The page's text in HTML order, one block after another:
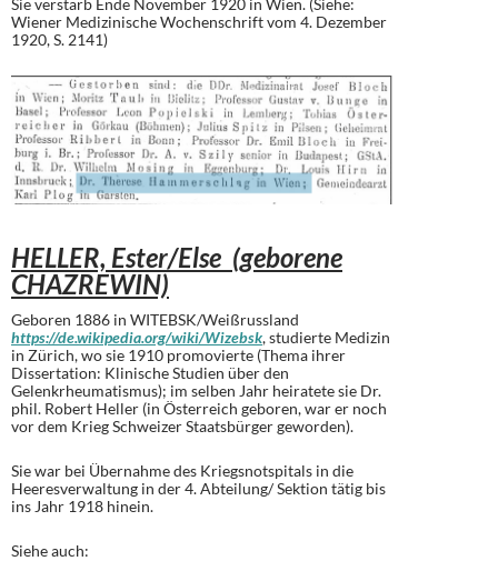
Sie verstarb Ende November 1920 in Wien. (Siehe:
Wiener Medizinische Wochenschrift vom 4. Dezember
1920, S. 2141)
HELLER, Ester/Else (geborene
CHAZREWIN)
Geboren 1886 in WITEBSK/Weißrussland
https://de.wikipedia.org/wiki/Wizebsk, studierte Medizin
in Zürich, wo sie 1910 promovierte (Thema ihrer
Dissertation: Klinische Studien über den
Gelenkrheumatismus); im selben Jahr heiratete sie Dr.
phil. Robert Heller (in Österreich geboren, war er noch
vor dem Krieg Schweizer Staatsbürger geworden).
Sie war bei Übernahme des Kriegsnotspitals in die
Heeresverwaltung in der 4. Abteilung/ Sektion tätig bis
ins Jahr 1918 hinein.
Siehe auch: